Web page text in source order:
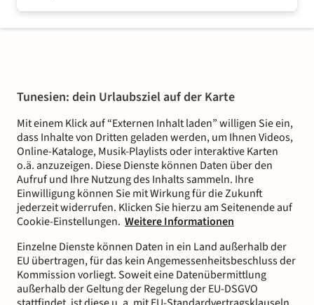
Tunesien: dein Urlaubsziel auf der Karte
Mit einem Klick auf “Externen Inhalt laden” willigen Sie ein,
dass Inhalte von Dritten geladen werden, um Ihnen Videos,
Online-Kataloge, Musik-Playlists oder interaktive Karten
o.ä. anzuzeigen. Diese Dienste können Daten über den
Aufruf und Ihre Nutzung des Inhalts sammeln. Ihre
Einwilligung können Sie mit Wirkung für die Zukunft
jederzeit widerrufen. Klicken Sie hierzu am Seitenende auf
Cookie-Einstellungen. Weitere Informationen
Einzelne Dienste können Daten in ein Land außerhalb der
EU übertragen, für das kein Angemessenheitsbeschluss der
Kommission vorliegt. Soweit eine Datenübermittlung
außerhalb der Geltung der Regelung der EU-DSGVO